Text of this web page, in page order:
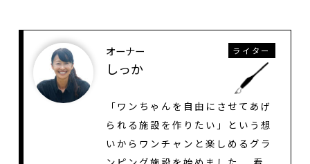
オーナー
しっか
ライター
「ワンちゃんを自由にさせてあげ
られる施設を作りたい」という想
いからワンチャンと楽しめるグラ